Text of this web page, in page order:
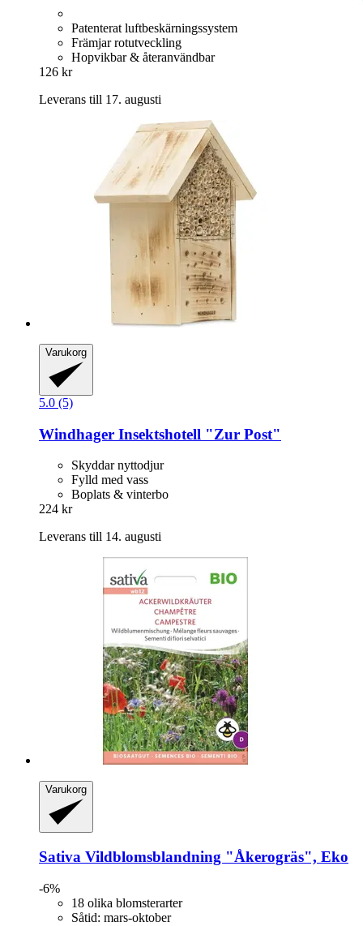
Patenterat luftbeskärningssystem
Främjar rotutveckling
Hopvikbar & återanvändbar
126 kr
Leverans till 17. augusti
Varukorg
5.0 (5)
Windhager Insektshotell "Zur Post"
Skyddar nyttodjur
Fylld med vass
Boplats & vinterbo
224 kr
Leverans till 14. augusti
Varukorg
Sativa Vildblomsblandning "Åkerogräs", Eko
-6%
18 olika blomsterarter
Såtid: mars-oktober